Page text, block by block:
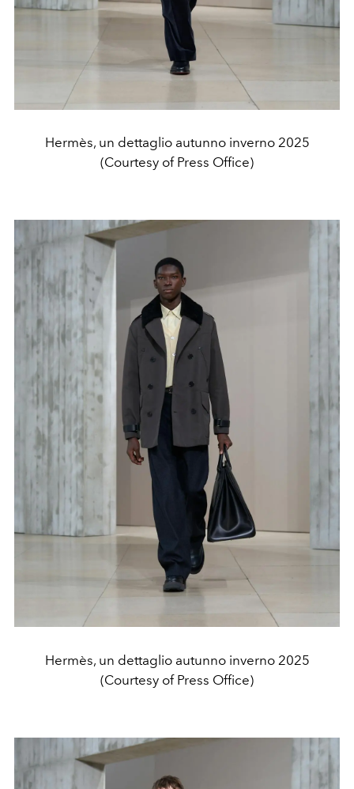
Hermès, un dettaglio autunno inverno 2025
(Courtesy of Press Office)
Hermès, un dettaglio autunno inverno 2025
(Courtesy of Press Office)